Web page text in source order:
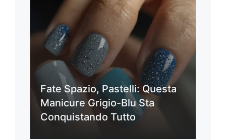
Fate Spazio, Pastelli: Questa
Manicure Grigio-Blu Sta
Conquistando Tutto